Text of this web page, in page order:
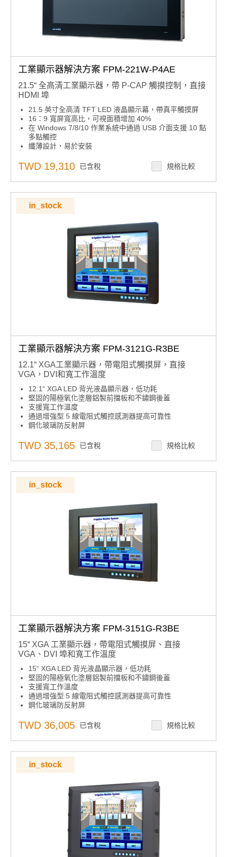
工業顯示器解決方案 FPM-221W-P4AE
21.5“ 全高清工業顯示器，帶 P-CAP 觸摸控制，直接
HDMI 埠
21.5 英寸全高清 TFT LED 液晶顯示幕，帶真平觸摸屏
16：9 寬屏寬高比，可視面積增加 40%
在 Windows 7/8/10 作業系統中通過 USB 介面支援 10 點
多點觸控
纖薄設計，易於安裝
具有可靠玻璃表面和 P-CAP 觸控控制的觸摸屏
堅固的系統，採用壓鑄鋁底盤和IP66級鋁合金前擋板
可鎖定的 I/O 連接器
TWD 19,310 已含稅 規格比較
in_stock
工業顯示器解決方案 FPM-3121G-R3BE
12.1“ XGA工業顯示器，帶電阻式觸摸屏，直接
VGA，DVI和寬工作溫度
12.1“ XGA LED 背光液晶顯示器，低功耗
堅固的陽極氧化塗層鋁製前擋板和不鏽鋼後蓋
支援寬工作溫度
通過增強型 5 線電阻式觸控感測器提高可靠性
鋼化玻璃防反射屏
支援 VGA/DVI 輸入、雙點觸控介面和兩個電源輸入
前置可鎖定 OSD 薄膜按鍵，具有使用者定義的亮度設置
能源之星認證
前面板符合IP65標準
支援面板、VESA、壁掛式和桌面支架安裝
TWD 35,165 已含稅 規格比較
in_stock
工業顯示器解決方案 FPM-3151G-R3BE
15“ XGA 工業顯示器，帶電阻式觸摸屏、直接
VGA、DVI 埠和寬工作溫度
15“ XGA LED 背光液晶顯示器，低功耗
堅固的陽極氧化塗層鋁製前擋板和不鏽鋼後蓋
支援寬工作溫度
通過增強型 5 線電阻式觸控感測器提高可靠性
鋼化玻璃防反射屏
支援 VGA/DVI 輸入、雙點觸控介面和兩個電源輸入
前置可鎖定 OSD 薄膜按鍵，具有使用者定義的亮度設置
前面板符合IP65標準
支援面板、VESA、壁掛式和桌面支架安裝
TWD 36,005 已含稅 規格比較
in_stock